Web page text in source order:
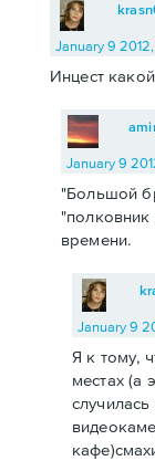
January 9 2012,
Инцест
January 9
"Большой
времени.
January 9
Я к тому,
местах (а